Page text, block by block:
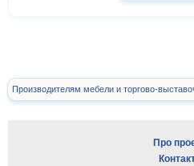
Производителям мебели и торгово-
Про